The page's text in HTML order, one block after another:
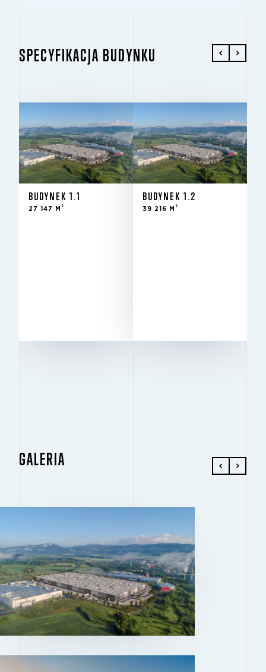
SPECYFIKACJA BUDYNKU
BUDYNEK 1.1
27 147 M
2
BUDYNEK 1.1
27 147 M
BUDYNEK 1.2
39 216 M
2
BUDYNEK 1.2
39 216 M
wynajęcia
GALERIA